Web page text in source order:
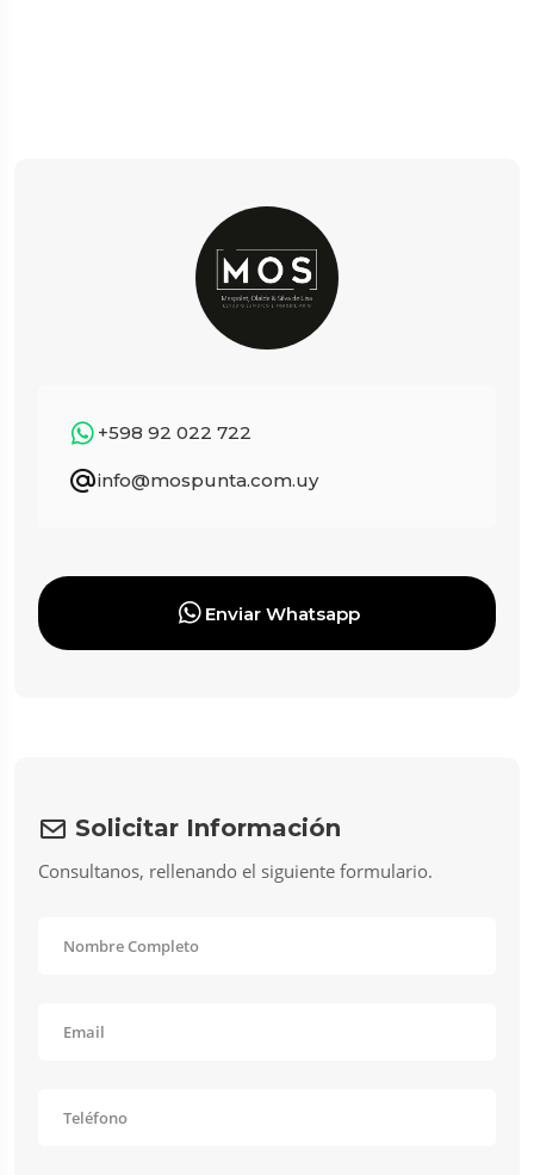
+598 92 022 722
info@mospunta.com.uy
Enviar Whatsapp
Solicitar Información
Consultanos, rellenando el siguiente formulario.